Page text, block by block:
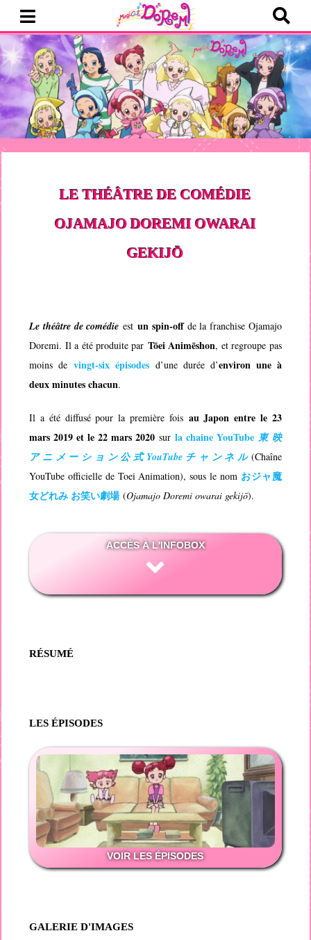
LE THÉÂTRE DE COMÉDIE
OJAMAJO DOREMI OWARAI
GEKIJŌ
Le théâtre de comédie estun spin-offde la franchise Ojamajo
Doremi. Il a été produite par Tōei Animēshon, et regroupe pas
moins devingt-six épisodes d’une durée d’environ une à
deux minutes chacun.
Il a été diffusé pour la première fois au Japon entre le 23
mars 2019 et le 22 mars 2020 sur la chaine YouTube 東 映
ア ニ メ ー シ ョ ン 公 式 YouTube チ ャ ン ネ ル(Chaîne
YouTube officielle de Toei Animation), sous le nom おジャ魔
女どれみ お笑い劇場(Ojamajo Doremi owarai gekijō).
ACCÈS À L'INFOBOX
RÉSUMÉ
LES ÉPISODES
VOIR LES ÉPISODES
GALERIE D'IMAGES